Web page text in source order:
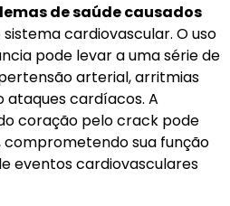
de saúde causados
cardiovascular. O uso
pode levar a uma série de
arterial, arritmias
cardíacos. A
coração pelo crack pode
sua função
eventos cardiovasculares